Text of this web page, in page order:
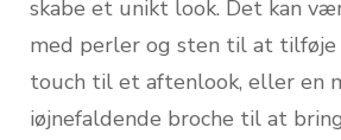
skabe et unikt look. Det kan
med perler og sten til at
touch til et aftenlook, eller en
iøjnefaldende broche til at